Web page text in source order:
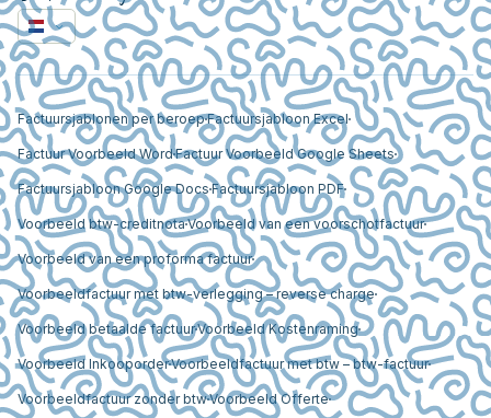
Factuursjablonen per beroepFactuursjabloon Excel
Factuur Voorbeeld WordFactuur Voorbeeld Google Sheets
Factuursjabloon Google Docs Factuursjabloon PDF
Voorbeeld btw-creditnotaVoorbeeld van een voorschotfactuur
Voorbeeld van een proforma factuur
Voorbeeldfactuur met btw-verlegging – reverse charge
Voorbeeld betaalde factuurVoorbeeld Kostenraming
Voorbeeld InkooporderVoorbeeldfactuur met btw – btw-factuur
Voorbeeldfactuur zonder btwVoorbeeld Offerte